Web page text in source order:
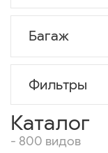
Багаж
Фильтры
Каталог
- 800 видов